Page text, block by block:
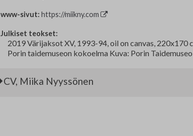
www-sivut: https://miikny.com
Julkiset teokset:
2019 Värijaksot XV, 1993-94, oil on canvas, 220x170
Porin taidemuseon kokoelma Kuva: Porin Taidemuseo
CV, Miika Nyyssönen